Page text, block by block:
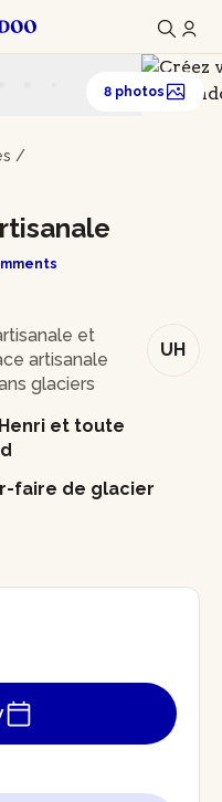
/
8 photos
UH
et
artisanale
glaciers
et toute
faire de glacier